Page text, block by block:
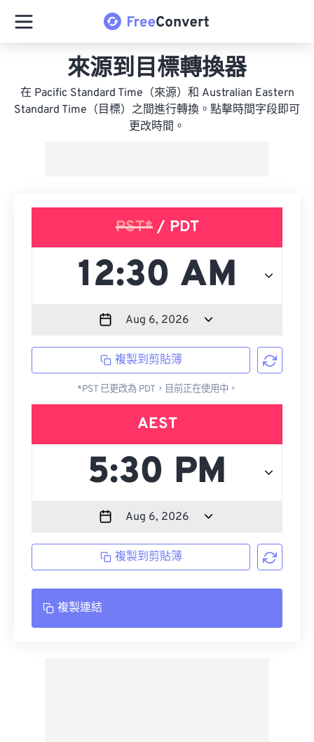
來源到目標轉換器
在 Pacific Standard Time（來源）和 Australian Eastern
Standard Time（目標）之間進行轉換。點擊時間字段即可
更改時間。
PST*/ PDT
複製到剪貼簿
*PST 已更改為 PDT，目前正在使用中。
AEST
複製到剪貼簿
複製連結